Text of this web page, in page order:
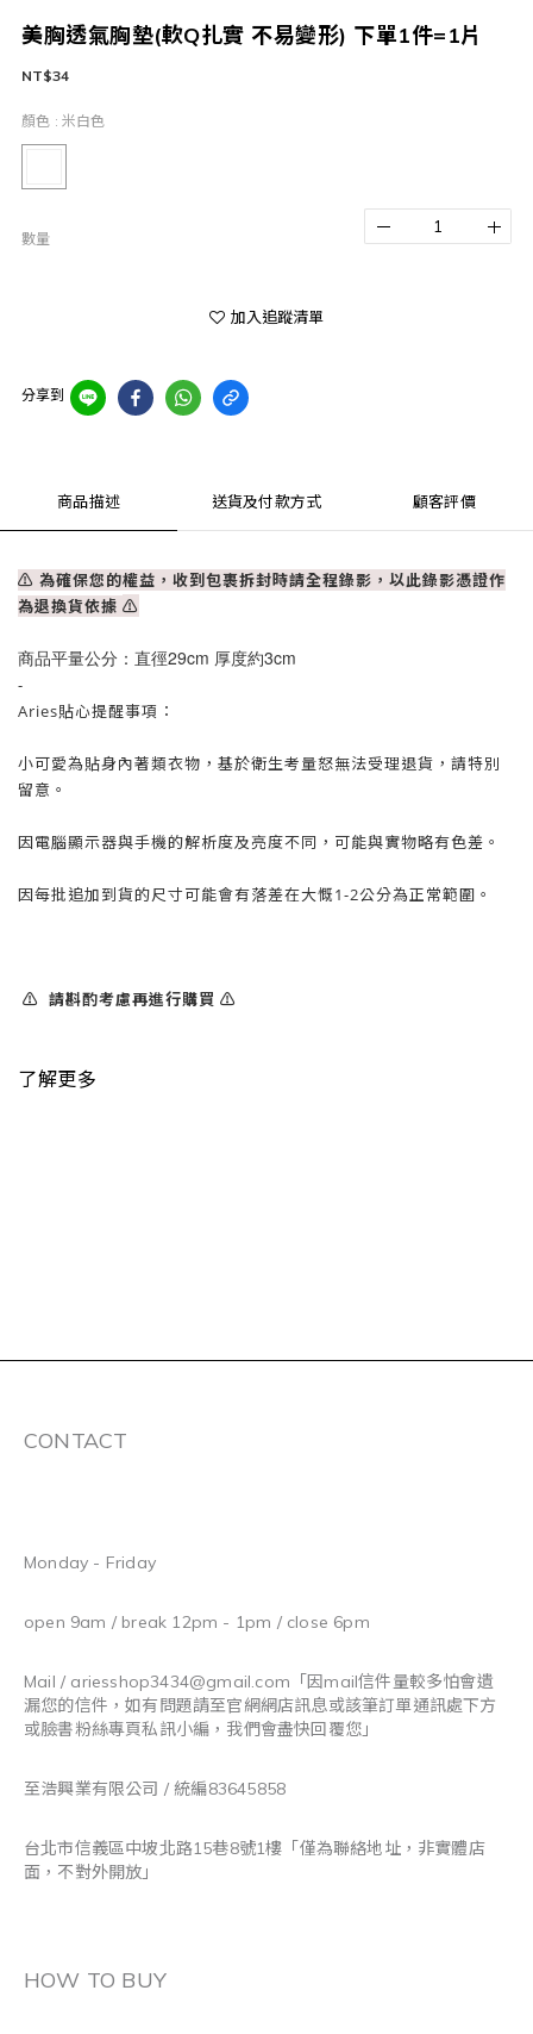
美胸透氣胸墊(軟Q扎實 不易變形) 下單1件=1片
NT$34
顏色 : 米白色
數量
加入追蹤清單
分享到
商品描述 送貨及付款方式 顧客評價
⚠ 為確保您的權益，收到包裹拆封時請全程錄影，以此錄影憑證作
為退換貨依據 ⚠
商品平量公分：直徑29cm 厚度約3cm
-
Aries貼心提醒事項：
小可愛為貼身內著類衣物，基於衛生考量怒無法受理退貨，請特別
留意。
因電腦顯示器與手機的解析度及亮度不同，可能與實物略有色差。
因每批追加到貨的尺寸可能會有落差在大慨1-2公分為正常範圍。
⚠️ 請斟酌考慮再進行購買 ⚠️
了解更多
CONTACT
Monday - Friday
open 9am / break 12pm - 1pm / close 6pm
Mail / ariesshop3434@gmail.com 「因mail信件量較多怕會遺
漏您的信件，如有問題請至官網網店訊息或該筆訂單通訊處下方
或臉書粉絲專頁私訊小編，我們會盡快回覆您」
至浩興業有限公司 / 統編83645858
台北市信義區中坡北路15巷8號1樓「僅為聯絡地址，非實體店
面，不對外開放」
HOW TO BUY